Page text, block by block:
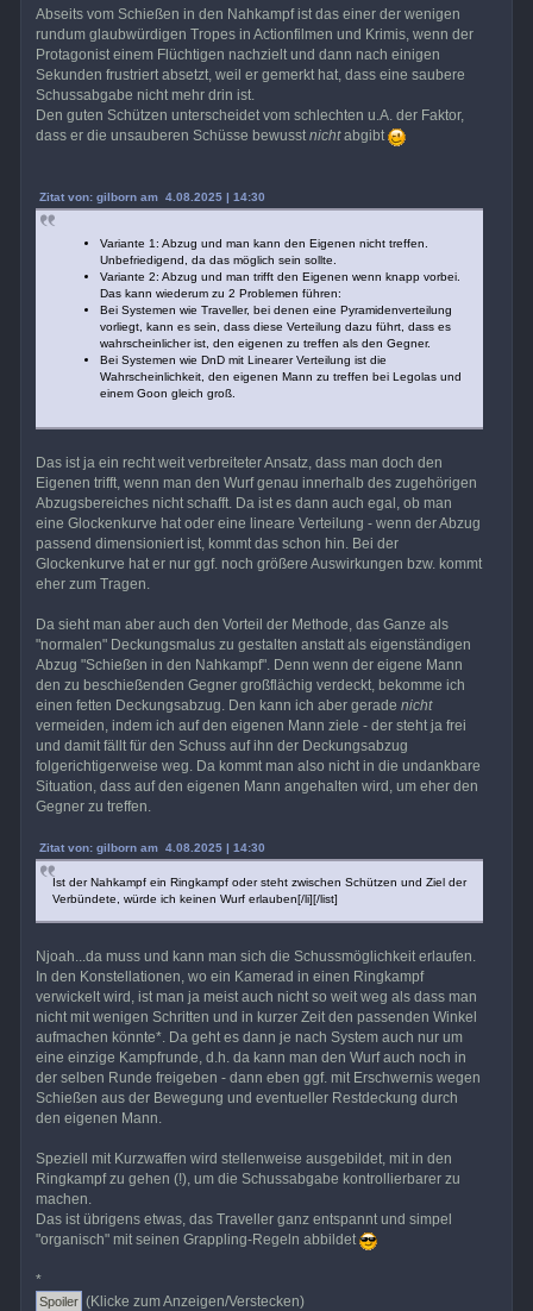
Abseits vom Schießen in den Nahkampf ist das einer der wenigen
rundum glaubwürdigen Tropes in Actionfilmen und Krimis, wenn der
Protagonist einem Flüchtigen nachzielt und dann nach einigen
Sekunden frustriert absetzt, weil er gemerkt hat, dass eine saubere
Schussabgabe nicht mehr drin ist.
Den guten Schützen unterscheidet vom schlechten u.A. der Faktor,
dass er die unsauberen Schüsse bewusstnichtabgibt
Zitat von: gilborn am 4.08.2025 | 14:30
Variante 1: Abzug und man kann den Eigenen nicht treffen.
Unbefriedigend, da das möglich sein sollte.
Variante 2: Abzug und man trifft den Eigenen wenn knapp vorbei.
Das kann wiederum zu 2 Problemen führen:
Bei Systemen wie Traveller, bei denen eine Pyramidenverteilung
vorliegt, kann es sein, dass diese Verteilung dazu führt, dass es
wahrscheinlicher ist, den eigenen zu treffen als den Gegner.
Bei Systemen wie DnD mit Linearer Verteilung ist die
Wahrscheinlichkeit, den eigenen Mann zu treffen bei Legolas und
einem Goon gleich groß.
Das ist ja ein recht weit verbreiteter Ansatz, dass man doch den
Eigenen trifft, wenn man den Wurf genau innerhalb des zugehörigen
Abzugsbereiches nicht schafft. Da ist es dann auch egal, ob man
eine Glockenkurve hat oder eine lineare Verteilung - wenn der Abzug
passend dimensioniert ist, kommt das schon hin. Bei der
Glockenkurve hat er nur ggf. noch größere Auswirkungen bzw. kommt
eher zum Tragen.
Da sieht man aber auch den Vorteil der Methode, das Ganze als
"normalen" Deckungsmalus zu gestalten anstatt als eigenständigen
Abzug "Schießen in den Nahkampf". Denn wenn der eigene Mann
den zu beschießenden Gegner großflächig verdeckt, bekomme ich
einen fetten Deckungsabzug. Den kann ich aber gerade nicht
vermeiden, indem ich auf den eigenen Mann ziele - der steht ja frei
und damit fällt für den Schuss auf ihn der Deckungsabzug
folgerichtigerweise weg. Da kommt man also nicht in die undankbare
Situation, dass auf den eigenen Mann angehalten wird, um eher den
Gegner zu treffen.
Zitat von: gilborn am 4.08.2025 | 14:30
Ist der Nahkampf ein Ringkampf oder steht zwischen Schützen und Ziel der
Verbündete, würde ich keinen Wurf erlauben[/li][/list]
Njoah...da muss und kann man sich die Schussmöglichkeit erlaufen.
In den Konstellationen, wo ein Kamerad in einen Ringkampf
verwickelt wird, ist man ja meist auch nicht so weit weg als dass man
nicht mit wenigen Schritten und in kurzer Zeit den passenden Winkel
aufmachen könnte*. Da geht es dann je nach System auch nur um
eine einzige Kampfrunde, d.h. da kann man den Wurf auch noch in
der selben Runde freigeben - dann eben ggf. mit Erschwernis wegen
Schießen aus der Bewegung und eventueller Restdeckung durch
den eigenen Mann.
Speziell mit Kurzwaffen wird stellenweise ausgebildet, mit in den
Ringkampf zu gehen (!), um die Schussabgabe kontrollierbarer zu
machen.
Das ist übrigens etwas, das Traveller ganz entspannt und simpel
"organisch" mit seinen Grappling-Regeln abbildet
*
(Klicke zum Anzeigen/Verstecken)